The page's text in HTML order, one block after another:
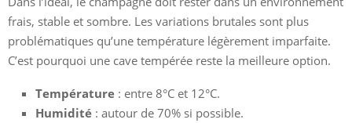
frais, stable et sombre. Les variations brutales sont plus
problématiques qu’une température légèrement imparfaite.
C’est pourquoi une cave tempérée reste la meilleure option.
Température : entre 8°C et 12°C.
Humidité : autour de 70% si possible.